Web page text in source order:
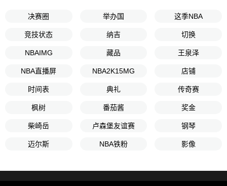
决赛圈 举办国 这季NBA
竞技状态 纳吉 切换
NBAIMG 藏品 王泉泽
NBA直播屏 NBA2K15MG 店铺
时间表 典礼 传奇赛
枫树 番茄酱 奖金
柴崎岳 卢森堡友谊赛 钢琴
迈尔斯 NBA铁粉 影像